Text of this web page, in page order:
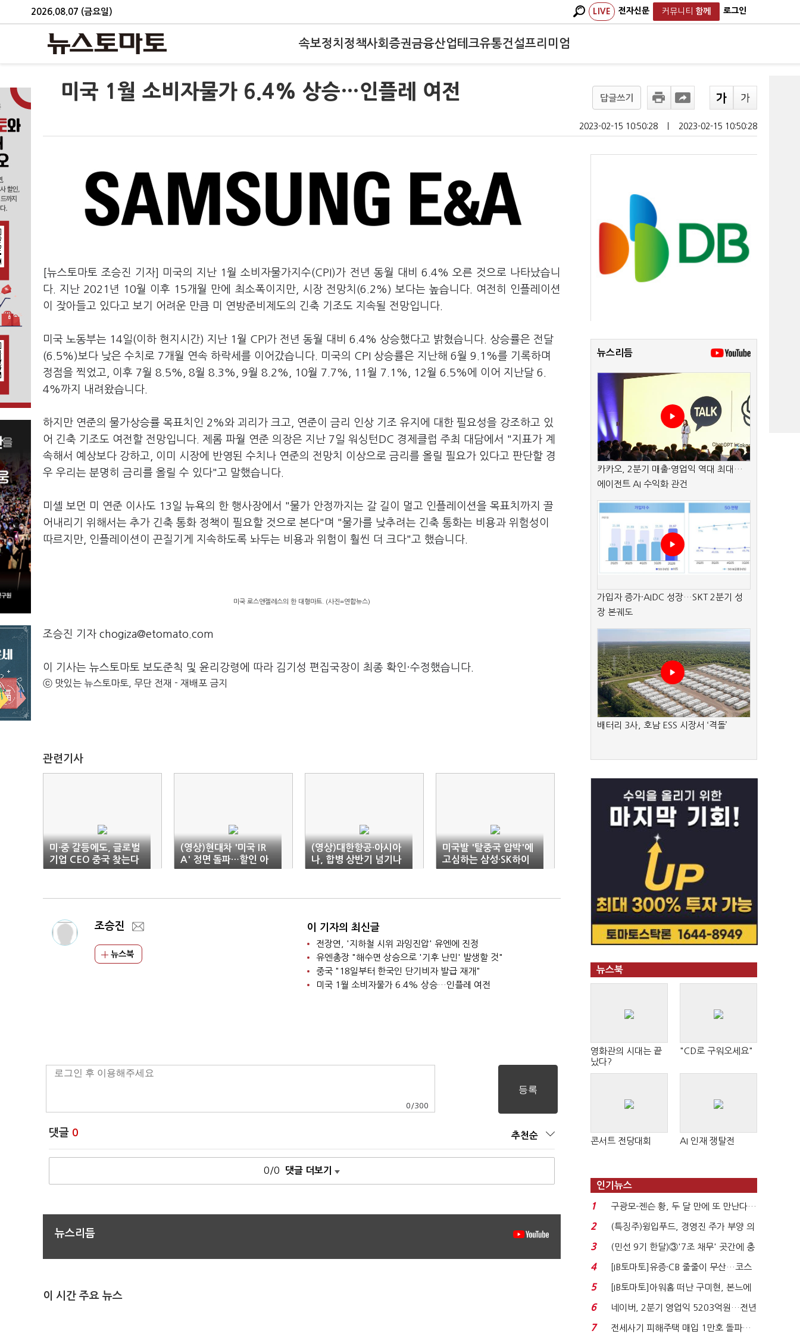
2026.08.07 (금요일) LIVE 전자신문 커뮤니티 함께 로그인
속보정치 정책사회 증권금융산업테크유통건설프리미엄
미국 1월 소비자물가 6.4% 상승…인플레 여전 답글쓰기
2023-02-15 10:50:28 2023-02-15 10:50:28
[뉴스토마토 조승진 기자] 미국의 지난 1월 소비자물가지수(CPI)가 전년 동월 대비 6.4% 오른 것으로 나타났습니
다. 지난 2021년 10월 이후 15개월 만에 최소폭이지만, 시장 전망치(6.2%) 보다는 높습니다. 여전히 인플레이션
이 잦아들고 있다고 보기 어려운 만큼 미 연방준비제도의 긴축 기조도 지속될 전망입니다.
미국 노동부는 14일(이하 현지시간) 지난 1월 CPI가 전년 동월 대비 6.4% 상승했다고 밝혔습니다. 상승률은 전달
(6.5%)보다 낮은 수치로 7개월 연속 하락세를 이어갔습니다. 미국의 CPI 상승률은 지난해 6월 9.1%를 기록하며
정점을 찍었고, 이후 7월 8.5%, 8월 8.3%, 9월 8.2%, 10월 7.7%, 11월 7.1%, 12월 6.5%에 이어 지난달 6.
4%까지 내려왔습니다.
하지만 연준의 물가상승률 목표치인 2%와 괴리가 크고, 연준이 금리 인상 기조 유지에 대한 필요성을 강조하고 있
어 긴축 기조도 여전할 전망입니다. 제롬 파월 연준 의장은 지난 7일 워싱턴DC 경제클럽 주최 대담에서 "지표가 계
속해서 예상보다 강하고, 이미 시장에 반영된 수치나 연준의 전망치 이상으로 금리를 올릴 필요가 있다고 판단할 경
우 우리는 분명히 금리를 올릴 수 있다"고 말했습니다.
미셸 보먼 미 연준 이사도 13일 뉴욕의 한 행사장에서 "물가 안정까지는 갈 길이 멀고 인플레이션을 목표치까지 끌
어내리기 위해서는 추가 긴축 통화 정책이 필요할 것으로 본다"며 "물가를 낮추려는 긴축 통화는 비용과 위험성이
따르지만, 인플레이션이 끈질기게 지속하도록 놔두는 비용과 위험이 훨씬 더 크다"고 했습니다.
미국 로스앤젤레스의 한 대형마트. (사진=연합뉴스)
조승진 기자 chogiza@etomato.com
이 기사는 뉴스토마토 보도준칙 및 윤리강령에 따라 김기성 편집국장이 최종 확인·수정했습니다.
ⓒ 맛있는 뉴스토마토, 무단 전재 - 재배포 금지
관련기사
미·중 갈등에도, 글로벌
기업 CEO 중국 찾는다
(영상)현대차 '미국 IR
A' 정면 돌파…할인 아
닌 다른 카드 꺼냈다
(영상)대한항공·아시아
나, 합병 상반기 넘기나
미국발 '탈중국 압박'에
고심하는 삼성·SK하이
닉스
조승진
뉴스북
이 기자의 최신글
전장연, '지하철 시위 과잉진압' 유엔에 진정
유엔총장 "해수면 상승으로 '기후 난민' 발생할 것"
중국 "18일부터 한국인 단기비자 발급 재개"
미국 1월 소비자물가 6.4% 상승…인플레 여전
0 /300
댓글 0 추천순
0/0 댓글 더보기
뉴스리듬
이 시간 주요 뉴스
뉴스리듬
카카오, 2분기 매출·영업익 역대 최대…
에이전트 AI 수익화 관건
가입자 증가·AIDC 성장…SKT 2분기 성
장 본궤도
배터리 3사, 호남 ESS 시장서 ‘격돌’
뉴스북
영화관의 시대는 끝
났다?
"CD로 구워오세요"
콘서트 전당대회 AI 인재 쟁탈전
인기뉴스
1
구광모-젠슨 황, 두 달 만에 또 만난다…
로봇·AI 등 논...
2
(특징주)윙입푸드, 경영진 주가 부양 의
지에 상한가...
3
(민선 9기 한달)③'7조 채무' 곳간에 충
격…추미애, 20년...
4
[IB토마토]유증·CB 줄줄이 무산…코스
닥 벌점 급증에 ...
5
[IB토마토]아워홈 떠난 구미현, 본느에
340억 베팅…가...
6
네이버, 2분기 영업익 5203억원…전년
비 0.2% 감소...
7 전세사기 피해주택 매입 1만호 돌파…